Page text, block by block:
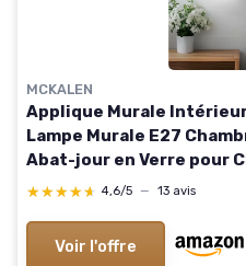
MCKALEN
Applique Murale
Lampe Murale E27
Abat-jour en Verre pour
Couloir (Sans Ampoule)
★★★★★
★★★★★ 4,6/5 — 13 avis
Voir l'offre